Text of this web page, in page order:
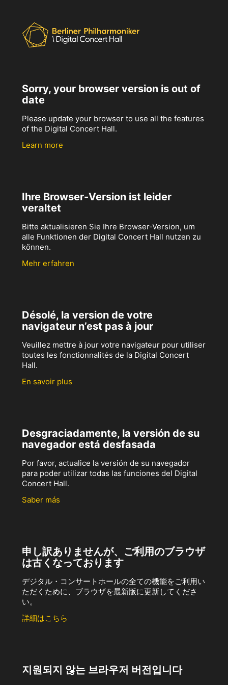
Sorry, your browser version is out of
date
Please update your browser to use all the features
of the Digital Concert Hall.
Learn more
Ihre Browser-Version ist leider
veraltet
Bitte aktualisieren Sie Ihre Browser-Version, um
alle Funktionen der Digital Concert Hall nutzen zu
können.
Mehr erfahren
Désolé, la version de votre
navigateur n’est pas à jour
Veuillez mettre à jour votre navigateur pour utiliser
toutes les fonctionnalités de la Digital Concert
Hall.
En savoir plus
Desgraciadamente, la versión de su
navegador está desfasada
Por favor, actualice la versión de su navegador
para poder utilizar todas las funciones del Digital
Concert Hall.
Saber más
申し訳ありませんが、ご利用のブラウザ
は古くなっております
デジタル・コンサートホールの全ての機能をご利用い
ただくために、ブラウザを最新版に更新してくださ
い。
詳細はこちら
지원되지 않는 브라우저 버전입니다